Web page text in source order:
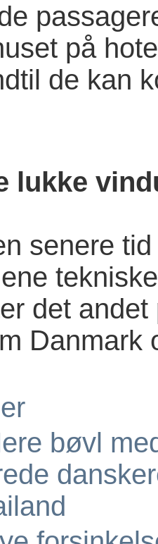
på
de kan
lukke
senere
tekniske
det andet
Danmark
bøvl